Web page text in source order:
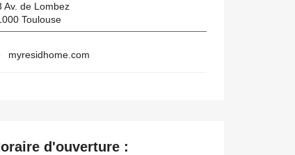
Av. de Lombez
Toulouse
myresidhome.com
d'ouverture :